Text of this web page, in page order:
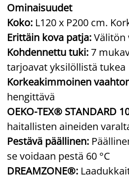
Ominaisuudet
Koko: L120 x P200 cm.
Erittäin kova patja:Välitön
Kohdennettu tuki:7
tarjoavat yksilöllistä tukea
Korkeakimmoinen
hengittävä
OEKO-TEX® STANDARD
haitallisten aineiden
Pestävä päällinen:
se voidaan pestä 60 °C
DREAMZONE®: